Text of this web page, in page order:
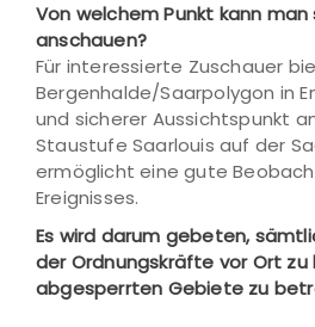
Von welchem Punkt kann man
anschauen?
Für interessierte Zuschauer
Bergenhalde/Saarpolygon in
und sicherer Aussichtspunkt
Staustufe Saarlouis auf der
ermöglicht eine gute
Ereignisses.
Es wird darum gebeten,
der Ordnungskräfte vor Ort
abgesperrten Gebiete zu